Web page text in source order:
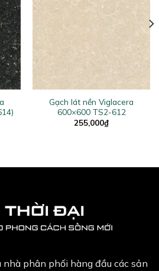
Gạch lát nền Viglacera
600×600 TS2-612
255,000₫
phân phối hàng đầu các sản